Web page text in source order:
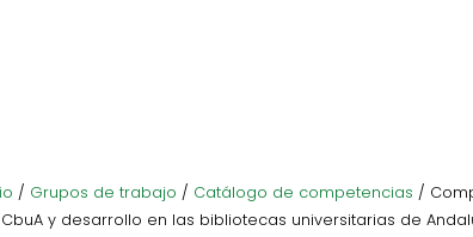
/ Grupos de trabajo / Catálogo de competencias /
CbuA y desarrollo en las bibliotecas universitarias de